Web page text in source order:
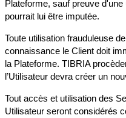
Plateforme, sauf preuve
pourrait lui être imputée.
Toute utilisation frauduleuse
connaissance le Client doit
la Plateforme. TIBRIA
l’Utilisateur devra créer un
Tout accès et utilisation des
Utilisateur seront considérés